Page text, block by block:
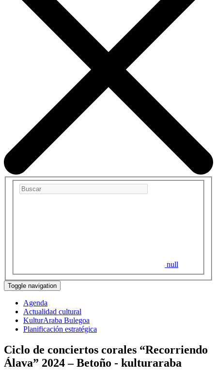
null
Toggle navigation
Agenda
Actualidad cultural
KulturAraba Bulegoa
Planificación estratégica
Ciclo de conciertos corales “Recorriendo
Álava” 2024 – Betoño - kulturaraba